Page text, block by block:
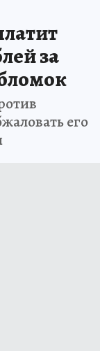
за
его